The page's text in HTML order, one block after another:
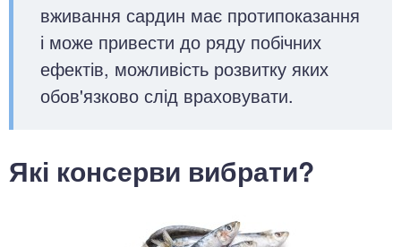
вживання сардин має протипоказання
і може привести до ряду побічних
ефектів, можливість розвитку яких
обов'язково слід враховувати.
Які консерви вибрати?